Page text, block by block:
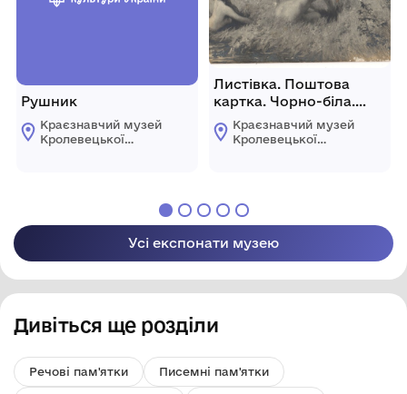
Рушник
Краєзнавчий музей
Кролевецької
Листівка. Поштова
картка. Чорно-біла.
Іноземного
виробництва.
Краєзнавчий музей
Кролевецької
Усі експонати музею
Дивіться ще розділи
Речові пам'ятки Писемні пам'ятки